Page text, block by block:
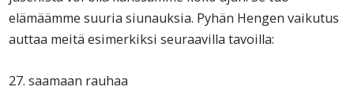
elämäämme suuria siunauksia. Pyhän Hengen vaikutus
auttaa meitä esimerkiksi seuraavilla tavoilla:
27. saamaan rauhaa